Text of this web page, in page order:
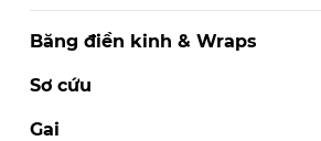
Băng điền kinh & Wraps
Sơ cứu
Gai